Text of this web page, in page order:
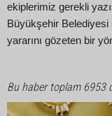
ekiplerimiz gerekli
Büyükşehir Belediyesi
yararını gözeten bir
Bu haber toplam 6953